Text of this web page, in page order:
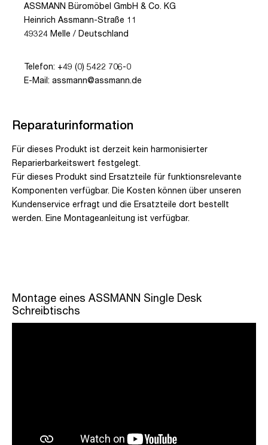
ASSMANN Büromöbel GmbH & Co. KG
Heinrich Assmann-Straße 11
49324 Melle / Deutschland
Telefon: +49 (0) 5422 706-0
E-Mail: assmann@assmann.de
Reparaturinformation
Für dieses Produkt ist derzeit kein harmonisierter
Reparierbarkeitswert festgelegt.
Für dieses Produkt sind Ersatzteile für funktionsrelevante
Komponenten verfügbar. Die Kosten können über unseren
Kundenservice erfragt und die Ersatzteile dort bestellt
werden. Eine Montageanleitung ist verfügbar.
Montage eines ASSMANN Single Desk
Schreibtischs